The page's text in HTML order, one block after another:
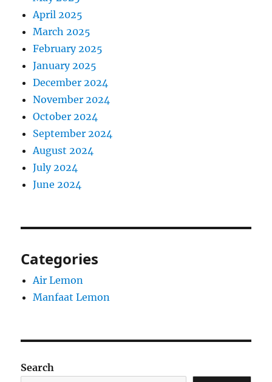
April 2025
March 2025
February 2025
January 2025
December 2024
November 2024
October 2024
September 2024
August 2024
July 2024
June 2024
Categories
Air Lemon
Manfaat Lemon
Search